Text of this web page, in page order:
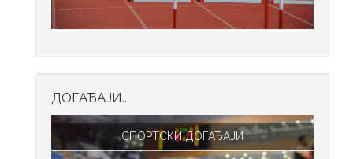
ДОГАЂАЈИ...
СПОРТСКИ ДОГАЂАЈИ